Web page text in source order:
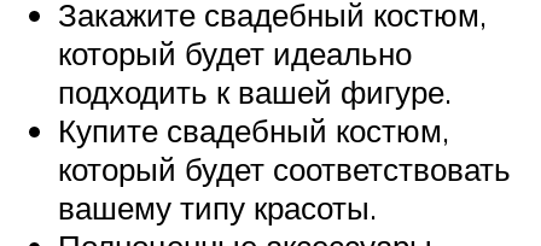
Закажите свадебный костюм,
который будет идеально
подходить к вашей фигуре.
Купите свадебный костюм,
который будет соответствовать
вашему типу красоты.